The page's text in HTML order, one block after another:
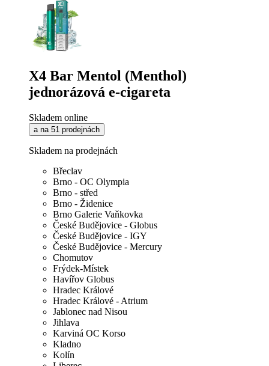
X4 Bar Mentol (Menthol)
jednorázová e-cigareta
Skladem online
a na 51 prodejnách
Skladem na prodejnách
Břeclav
Brno - OC Olympia
Brno - střed
Brno - Židenice
Brno Galerie Vaňkovka
České Budějovice - Globus
České Budějovice - IGY
České Budějovice - Mercury
Chomutov
Frýdek-Místek
Havířov Globus
Hradec Králové
Hradec Králové - Atrium
Jablonec nad Nisou
Jihlava
Karviná OC Korso
Kladno
Kolín